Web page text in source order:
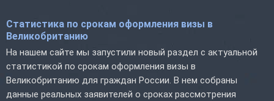
Статистика по срокам оформления визы в
Великобританию
На нашем сайте мы запустили новый раздел с актуальной
статистикой по срокам оформления визы в
Великобританию для граждан России. В нем собраны
данные реальных заявителей о сроках рассмотрения